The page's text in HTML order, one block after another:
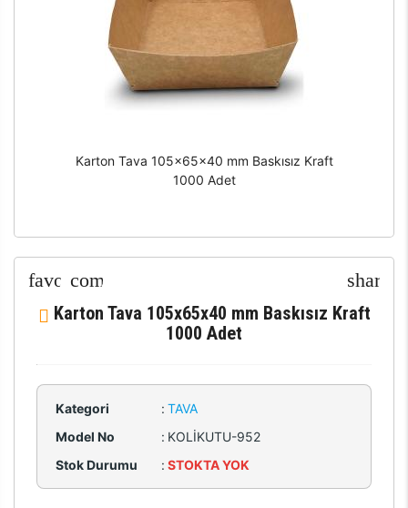
Karton Tava 105x65x40 mm Baskısız Kraft
1000 Adet
Karton Tava 105x65x40 mm Baskısız Kraft
1000 Adet
Kategori : TAVA
Model No
: KOLİKUTU-952
Stok Durumu
: STOKTA YOK